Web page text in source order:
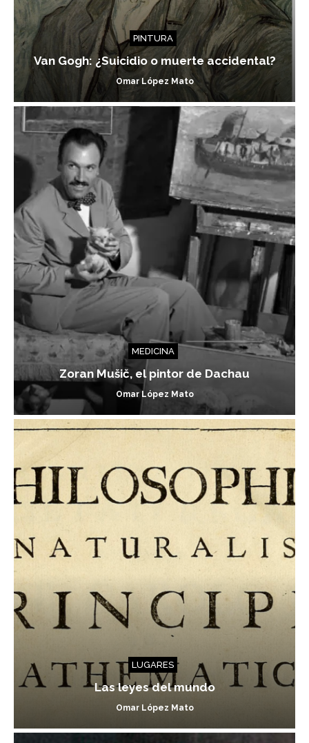
PINTURA
Van Gogh: ¿Suicidio o muerte accidental?
Omar López Mato
MEDICINA
Zoran Mušič, el pintor de Dachau
Omar López Mato
LUGARES
Las leyes del mundo
Omar López Mato